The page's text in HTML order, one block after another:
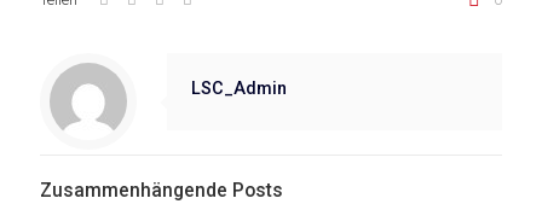
LSC_Admin
Zusammenhängende Posts